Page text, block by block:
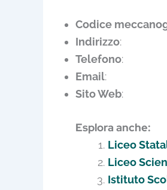
Codice
Indirizzo:
Telefono:
Email:
Sito Web:
Esplora anche:
Liceo
Liceo
Istituto